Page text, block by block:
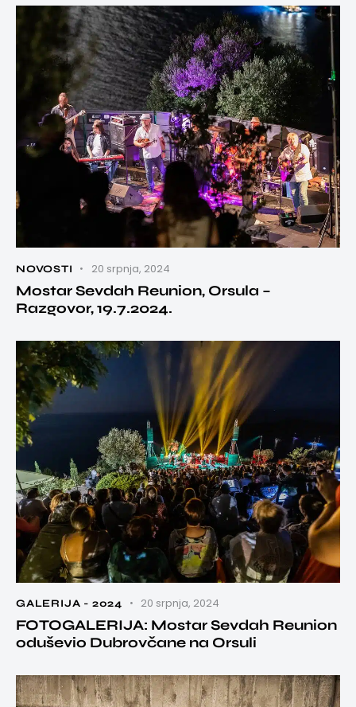
NOVOSTI 20 srpnja, 2024
Mostar Sevdah Reunion, Orsula –
Razgovor, 19.7.2024.
GALERIJA - 2024 20 srpnja, 2024
FOTOGALERIJA: Mostar Sevdah Reunion
oduševio Dubrovčane na Orsuli